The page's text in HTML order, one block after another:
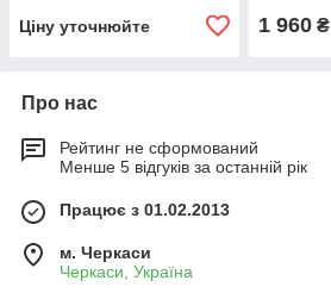
Ціну уточнюйте 1 960₴
Про нас
Рейтинг не сформований
Менше 5 відгуків за останній рік
Працює з 01.02.2013
м. Черкаси
Черкаси, Україна